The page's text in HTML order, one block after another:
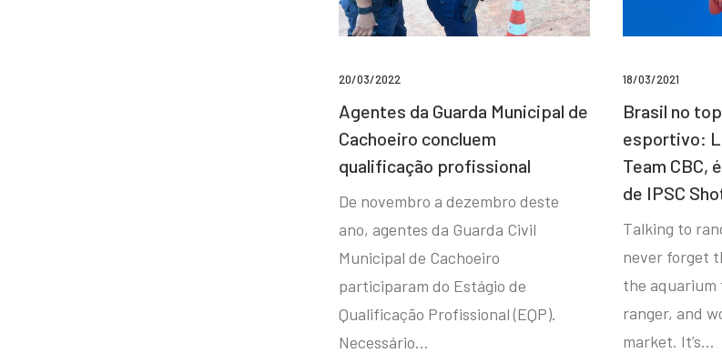
20/03/2022
Agentes da Guarda Municipal de
Cachoeiro concluem
qualificação profissional
De novembro a dezembro deste
ano, agentes da Guarda Civil
Municipal de Cachoeiro
participaram do Estágio de
Qualificação Profissional (EQP).
Necessário…
18/03/2021
Brasil no
esportivo:
Team CBC,
de IPSC
Talking to
never forget
the
ranger, and
market. It’s…